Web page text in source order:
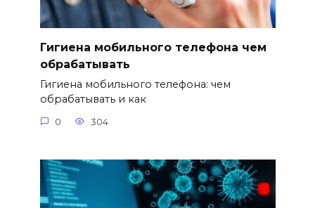
Гигиена мобильного телефона чем
обрабатывать
Гигиена мобильного телефона: чем
обрабатывать и как
0 304